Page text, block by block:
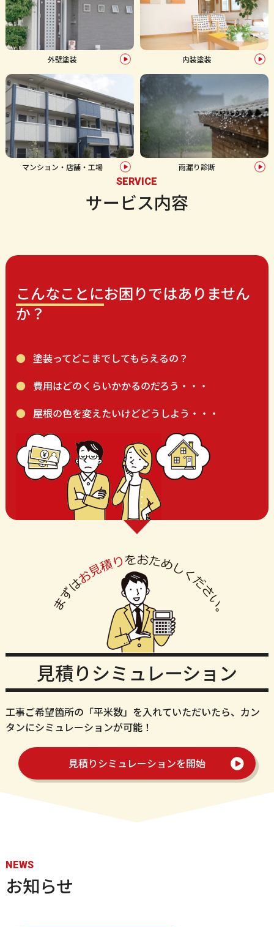
外壁塗装 内装塗装
マンション・店舗・工場 雨漏り診断
SERVICE
サービス内容
こんなことにお困りではありません
か？
塗装ってどこまでしてもらえるの？
費用はどのくらいかかるのだろう・・・
屋根の色を変えたいけどどうしよう・・・
見積りシミュレーション
工事ご希望箇所の「平米数」を入れていただいたら、カン
タンにシミュレーションが可能！
見積りシミュレーションを開始
NEWS
お知らせ